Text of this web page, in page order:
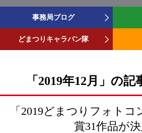
事務局ブログ
どまつりキャラバン隊
「2019年12月」の記
「2019どまつりフォト
賞31作品が